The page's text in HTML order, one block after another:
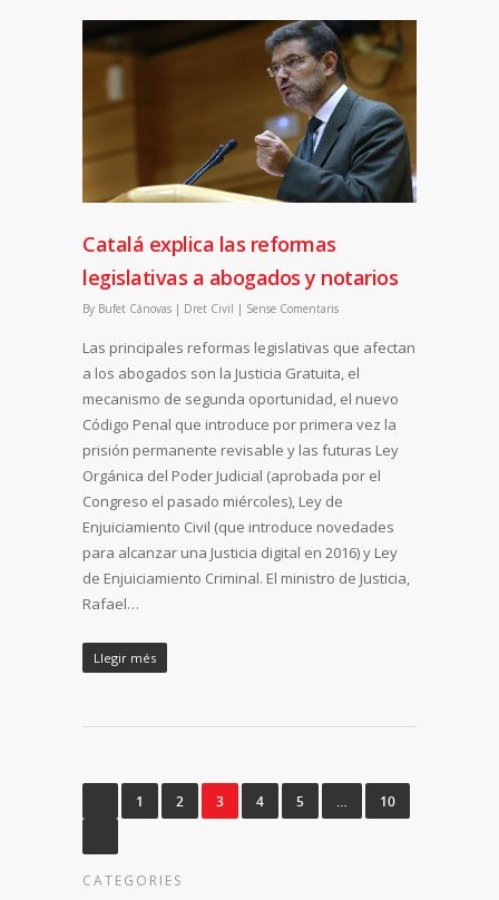
Catalá explica las reformas
legislativas a abogados y notarios
By Bufet Cánovas | Dret Civil | Sense Comentaris
Las principales reformas legislativas que afectan
a los abogados son la Justicia Gratuita, el
mecanismo de segunda oportunidad, el nuevo
Código Penal que introduce por primera vez la
prisión permanente revisable y las futuras Ley
Orgánica del Poder Judicial (aprobada por el
Congreso el pasado miércoles), Ley de
Enjuiciamiento Civil (que introduce novedades
para alcanzar una Justicia digital en 2016) y Ley
de Enjuiciamiento Criminal. El ministro de Justicia,
Rafael…
Llegir més
1 2 3 4 5 … 10
CATEGORIES